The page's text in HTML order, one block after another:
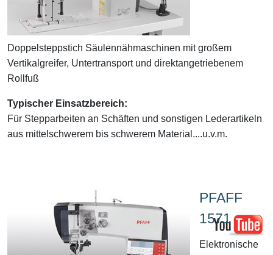
Doppelsteppstich Säulennähmaschinen mit großem
Vertikalgreifer, Untertransport und direktangetriebenem
Rollfuß
Typischer Einsatzbereich:
Für Stepparbeiten an Schäften und sonstigen Lederartikeln
aus mittelschwerem bis schwerem Material....u.v.m.
PFAFF
1571
Elektronische